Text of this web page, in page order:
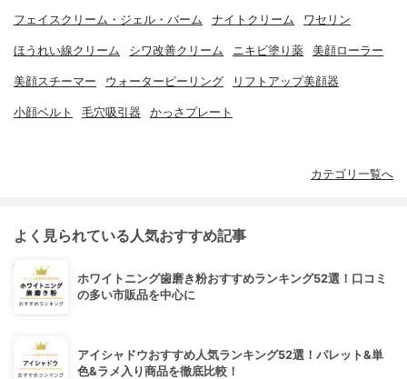
フェイスクリーム・ジェル・バーム ナイトクリーム ワセリン
ほうれい線クリーム シワ改善クリーム ニキビ塗り薬 美顔ローラー
美顔スチーマー ウォーターピーリング リフトアップ美顔器
小顔ベルト 毛穴吸引器 かっさプレート
カテゴリ一覧へ
よく見られている人気おすすめ記事
ホワイトニング歯磨き粉おすすめランキング52選！口コミ
の多い市販品を中心に
アイシャドウおすすめ人気ランキング52選！パレット&単
色&ラメ入り商品を徹底比較！